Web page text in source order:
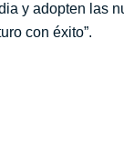
y adopten las
con éxito”.